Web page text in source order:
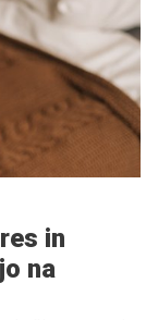
in
na